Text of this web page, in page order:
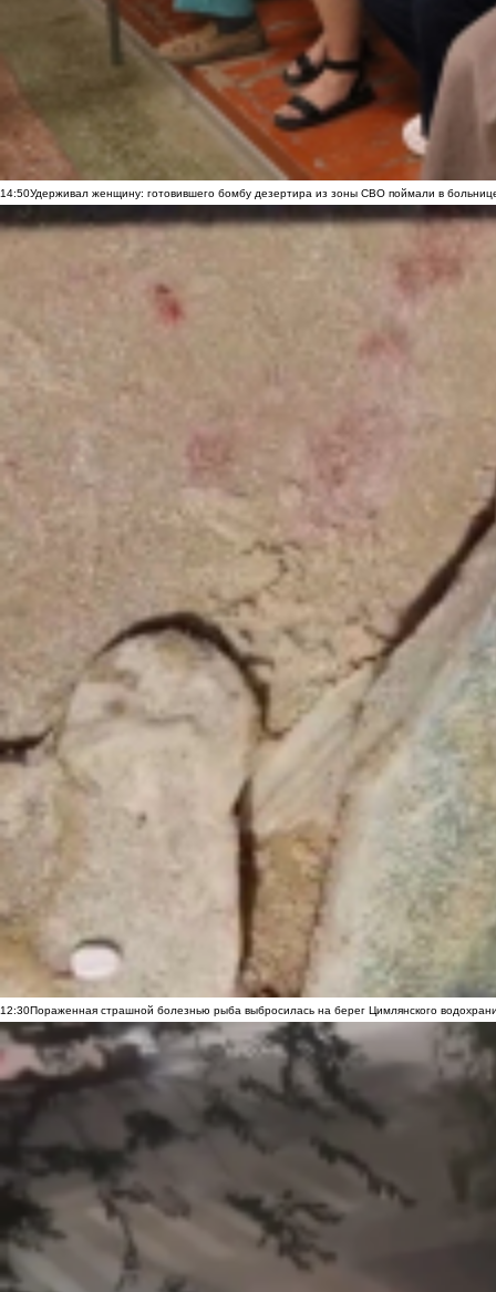
14:50Удерживал женщину: готовившего бомбу дезертира из зоны СВО поймали в
12:30Пораженная страшной болезнью рыба выбросилась на берег Цимлянского